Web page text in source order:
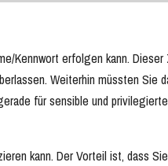
Kennwort erfolgen kann.
Weiterhin müssten Sie
für sensible und
kann. Der Vorteil ist, dass